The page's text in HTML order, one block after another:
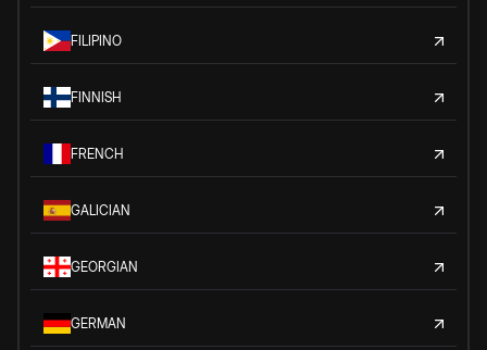
FILIPINO
FINNISH
FRENCH
GALICIAN
GEORGIAN
GERMAN